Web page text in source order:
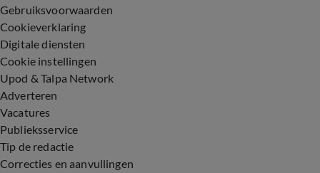
Gebruiksvoorwaarden
Cookieverklaring
Digitale diensten
Cookie instellingen
Upod & Talpa Network
Adverteren
Vacatures
Publieksservice
Tip de redactie
Correcties en aanvullingen